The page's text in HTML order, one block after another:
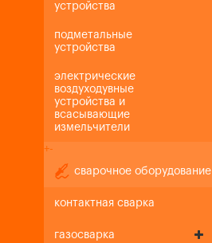
устройства
подметальные
устройства
электрические
воздуходувные
устройства и
всасывающие
измельчители
+-
сварочное оборудование
контактная сварка
газосварка